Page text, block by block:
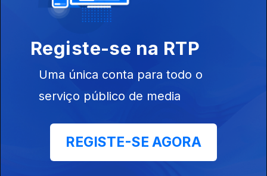
18 abr. 2021
António
Monteiro
11 abr. 2021
Registe-se na RTP
Uma única conta para todo o
serviço público de media
REGISTE-SE AGORA